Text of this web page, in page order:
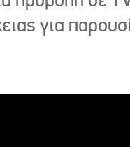
για